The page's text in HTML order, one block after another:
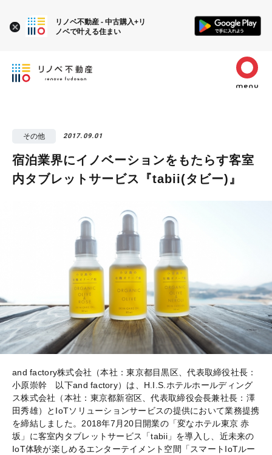
その他 2017.09.01
宿泊業界にイノベーションをもたらす客室
内タブレットサービス『tabii(タビー)』
and factory株式会社（本社：東京都目黒区、代表取締役社長：
小原崇幹 以下and factory）は、H.I.S.ホテルホールディング
ス株式会社（本社：東京都新宿区、代表取締役会長兼社長：澤
田秀雄）とIoTソリューションサービスの提供において業務提携
を締結しました。2018年7月20日開業の「変なホテル東京 赤
坂」に客室内タブレットサービス「tabii」を導入し、近未来の
IoT体験が楽しめるエンターテイメント空間「スマートIoTルー
リノベ不動産 - 中古購入+リ
ノベで叶える住まい